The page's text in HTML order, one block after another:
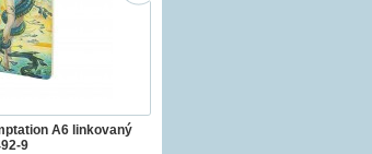
A6 linkovaný
9